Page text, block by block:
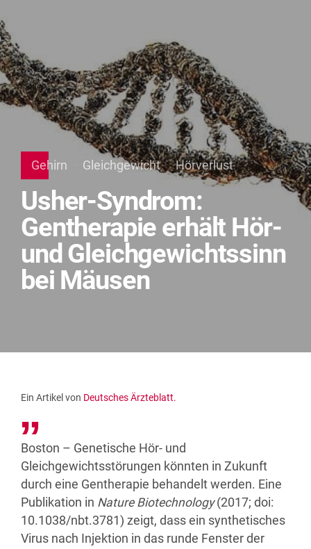
Gehirn Gleichgewicht Hörverlust
Usher-Syndrom:
Gentherapie erhält Hör-
und Gleichgewichtssinn
bei Mäusen
Ein Artikel von Deutsches Ärzteblatt.
Boston – Genetische Hör- und
Gleichgewichtsstörungen könnten in Zukunft
durch eine Gentherapie behandelt werden. Eine
Publikation in Nature Biotechnology(2017; doi:
10.1038/nbt.3781) zeigt, dass ein synthetisches
Virus nach Injektion in das runde Fenster der